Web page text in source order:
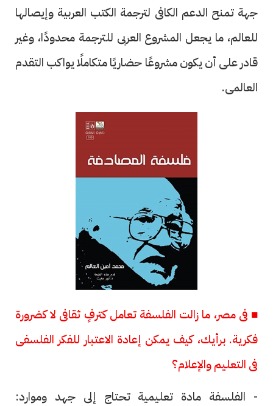
جهة تمنح الدعم الكافى لترجمة الكتب العربية وإيصالها
للعالم، ما يجعل المشروع العربى للترجمة محدودًا، وغير
قادر على أن يكون مشروعًا حضاريًا متكاملًا يواكب التقدم
العالمى.
■ فى مصر، ما زالت الفلسفة تعامل كترفٍ ثقافى لا كضرورة
فكرية. برأيك، كيف يمكن إعادة الاعتبار للفكر الفلسفى
فى التعليم والإعلام؟
- الفلسفة مادة تعليمية تحتاج إلى جهد وموارد: